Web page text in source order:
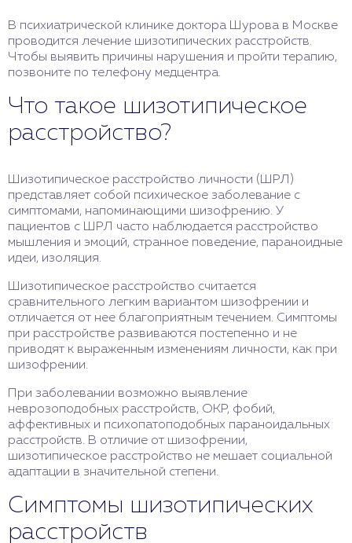
В психиатрической клинике доктора Шурова в Москве
проводится лечение шизотипических расстройств.
Чтобы выявить причины нарушения и пройти терапию,
позвоните по телефону медцентра.
Что такое шизотипическое
расстройство?
Шизотипическое расстройство личности (ШРЛ)
представляет собой психическое заболевание с
симптомами, напоминающими шизофрению. У
пациентов с ШРЛ часто наблюдается расстройство
мышления и эмоций, странное поведение, параноидные
идеи, изоляция.
Шизотипическое расстройство считается
сравнительного легким вариантом шизофрении и
отличается от нее благоприятным течением. Симптомы
при расстройстве развиваются постепенно и не
приводят к выраженным изменениям личности, как при
шизофрении.
При заболевании возможно выявление
неврозоподобных расстройств, ОКР, фобий,
аффективных и психопатоподобных параноидальных
расстройств. В отличие от шизофрении,
шизотипическое расстройство не мешает социальной
адаптации в значительной степени.
Симптомы шизотипических
расстройств